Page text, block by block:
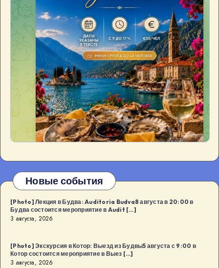
Новые события
[Photo] Лекция в Будва: Auditoria Budva8 августа в 20:00 в
Будва состоится мероприятие в Audit […]
3 августа, 2026
[Photo] Экскурсия в Котор: Выезд из Будвы5 августа с 9:00 в
Котор состоится мероприятие в Выез […]
3 августа, 2026